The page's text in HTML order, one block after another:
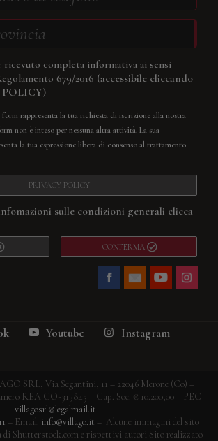
ricevuto completa informativa ai sensi
679/2016 (accessibile cliccando
POLICY)
rappresenta la tua richiesta di iscrizione alla nostra
non è inteso per nessuna altra attività. La sua
la tua espressione libera di consenso al trattamento
PRIVACY POLICY
sulle condizioni generali clicca
CONFERMA
Youtube Instagram
SRL, Via Segantini, 11 – 22046 Merone (Co) –
REA CO-313845 – Cap. Soc. € 10.200,00 – PEC
villagosrl@legalmail.it
– Email: info@villago.it – Alcune immagini del sito
di Shutterstock.com e rispettivi autori Sito realizzato